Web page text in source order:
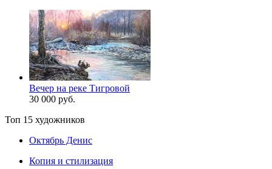
Вечер на реке Тигровой
30 000 руб.
Топ 15 художников
Октябрь Денис
Копия и стилизация